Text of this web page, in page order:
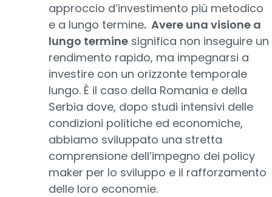
approccio d’investimento più metodico
e a lungo termine. Avere una visione a
lungo termine significa non inseguire un
rendimento rapido, ma impegnarsi a
investire con un orizzonte temporale
lungo. È il caso della Romania e della
Serbia dove, dopo studi intensivi delle
condizioni politiche ed economiche,
abbiamo sviluppato una stretta
comprensione dell’impegno dei policy
maker per lo sviluppo e il rafforzamento
delle loro economie.